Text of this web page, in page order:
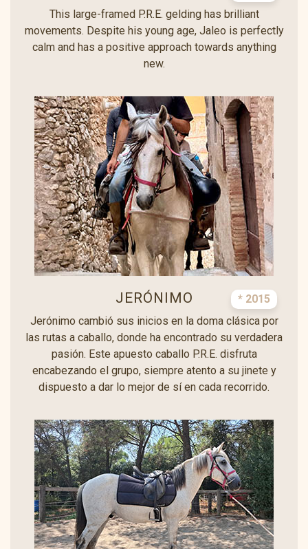
This large-framed P.R.E. gelding has brilliant
movements. Despite his young age, Jaleo is perfectly
calm and has a positive approach towards anything
new.
JERÓNIMO
* 2015
Jerónimo cambió sus inicios en la doma clásica por
las rutas a caballo, donde ha encontrado su verdadera
pasión. Este apuesto caballo P.R.E. disfruta
encabezando el grupo, siempre atento a su jinete y
dispuesto a dar lo mejor de sí en cada recorrido.